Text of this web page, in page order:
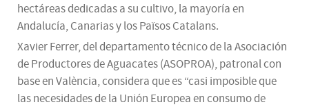
hectáreas dedicadas a su cultivo, la mayoría en
Andalucía, Canarias y los Països Catalans.
Xavier Ferrer, del departamento técnico de la Asociación
de Productores de Aguacates (ASOPROA), patronal con
base en València, considera que es “casi imposible que
las necesidades de la Unión Europea en consumo de